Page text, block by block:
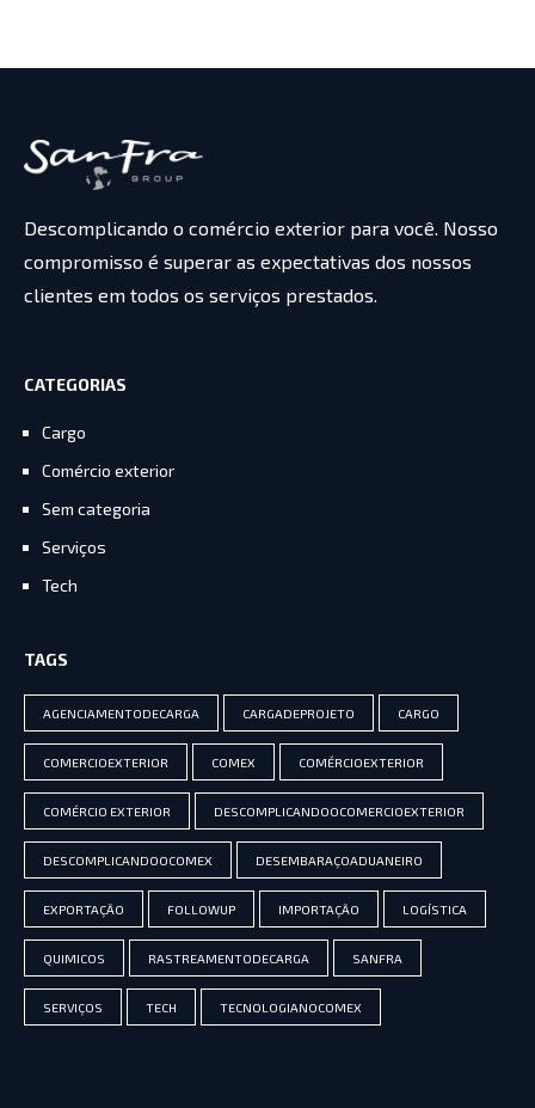
Descomplicando o comércio exterior para você. Nosso
compromisso é superar as expectativas dos nossos
clientes em todos os serviços prestados.
CATEGORIAS
Cargo
Comércio exterior
Sem categoria
Serviços
Tech
TAGS
AGENCIAMENTODECARGA CARGADEPROJETO CARGO
COMERCIOEXTERIOR COMEX COMÉRCIOEXTERIOR
COMÉRCIO EXTERIOR DESCOMPLICANDOOCOMERCIOEXTERIOR
DESCOMPLICANDOOCOMEX DESEMBARAÇOADUANEIRO
EXPORTAÇÃO FOLLOWUP IMPORTAÇÃO LOGÍSTICA
QUIMICOS RASTREAMENTODECARGA SANFRA
SERVIÇOS TECH TECNOLOGIANOCOMEX